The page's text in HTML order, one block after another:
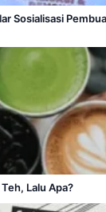
Sosialisasi
Lalu Apa?